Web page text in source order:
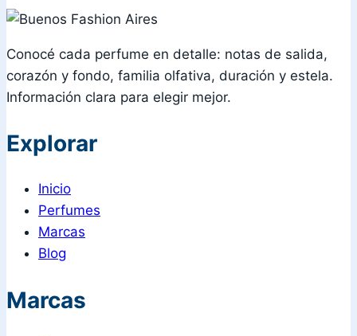
Conocé cada perfume en detalle: notas de salida,
corazón y fondo, familia olfativa, duración y estela.
Información clara para elegir mejor.
Explorar
Inicio
Perfumes
Marcas
Blog
Marcas